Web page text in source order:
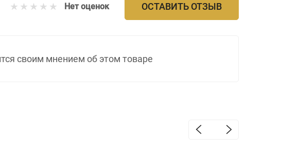
Нет оценок ОСТАВИТЬ ОТЗЫВ
своим мнением об этом товаре